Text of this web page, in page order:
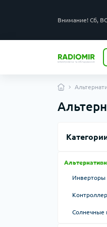
Внимание! Сб,
Инверторы
Солнечные